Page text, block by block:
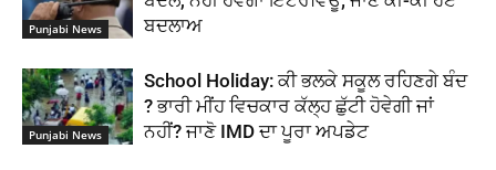
Punjabi News
ਬਦਲਾਅ
Punjabi News
School Holiday: ਕੀ ਭਲਕੇ ਸਕੂਲ ਰਹਿਣਗੇ ਬੰਦ
? ਭਾਰੀ ਮੀਂਹ ਵਿਚਕਾਰ ਕੱਲ੍ਹ ਛੁੱਟੀ ਹੋਵੇਗੀ ਜਾਂ
ਨਹੀਂ? ਜਾਣੋ IMD ਦਾ ਪੂਰਾ ਅਪਡੇਟ